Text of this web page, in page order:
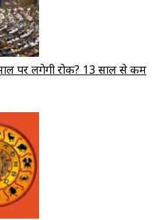
पर लगेगी रोक? 13 साल से कम